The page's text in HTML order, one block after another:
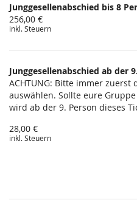
Junggesellenabschied bis 8
256,00 €
inkl. Steuern
Junggesellenabschied ab der
ACHTUNG: Bitte immer zuerst
auswählen. Sollte eure
wird ab der 9. Person dieses
28,00 €
inkl. Steuern